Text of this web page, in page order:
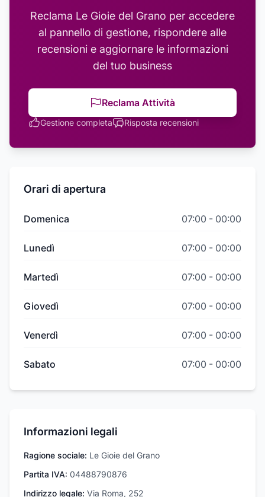
Reclama Le Gioie del Grano per accedere
al pannello di gestione, rispondere alle
recensioni e aggiornare le informazioni
del tuo business
Reclama Attività
Gestione completa Risposta recensioni
Orari di apertura
Domenica 07:00 - 00:00
Lunedì 07:00 - 00:00
Martedì 07:00 - 00:00
Giovedì 07:00 - 00:00
Venerdì 07:00 - 00:00
Sabato 07:00 - 00:00
Informazioni legali
Ragione sociale: Le Gioie del Grano
Partita IVA: 04488790876
Indirizzo legale: Via Roma, 252